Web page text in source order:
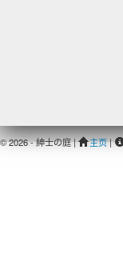
© 2026 - 紳士の庭 | 主页|